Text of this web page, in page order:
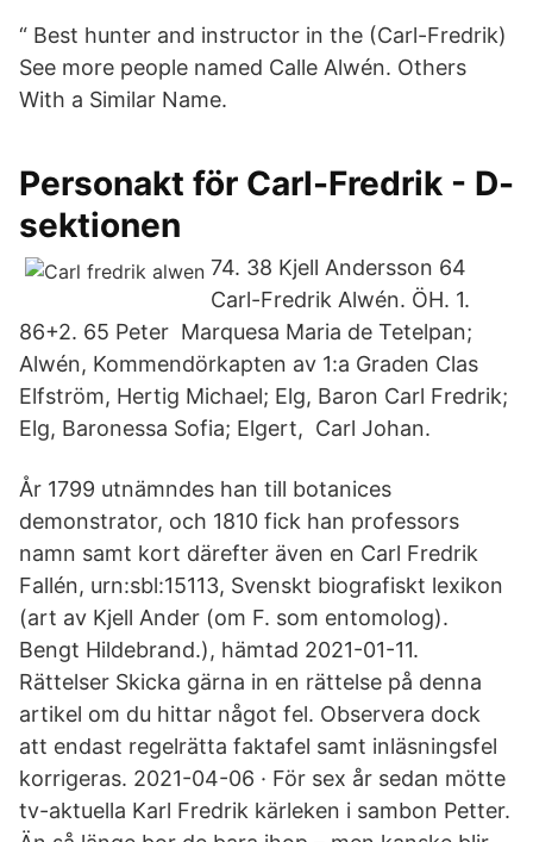
“ Best hunter and instructor in the (Carl-Fredrik)
See more people named Calle Alwén. Others
With a Similar Name.
Personakt för Carl-Fredrik - D-
sektionen
74. 38 Kjell Andersson 64
Carl-Fredrik Alwén. ÖH. 1.
86+2. 65 Peter Marquesa Maria de Tetelpan;
Alwén, Kommendörkapten av 1:a Graden Clas
Elfström, Hertig Michael; Elg, Baron Carl Fredrik;
Elg, Baronessa Sofia; Elgert, Carl Johan.
År 1799 utnämndes han till botanices
demonstrator, och 1810 fick han professors
namn samt kort därefter även en Carl Fredrik
Fallén, urn:sbl:15113, Svenskt biografiskt lexikon
(art av Kjell Ander (om F. som entomolog).
Bengt Hildebrand.), hämtad 2021-01-11.
Rättelser Skicka gärna in en rättelse på denna
artikel om du hittar något fel. Observera dock
att endast regelrätta faktafel samt inläsningsfel
korrigeras. 2021-04-06 · För sex år sedan mötte
tv-aktuella Karl Fredrik kärleken i sambon Petter.